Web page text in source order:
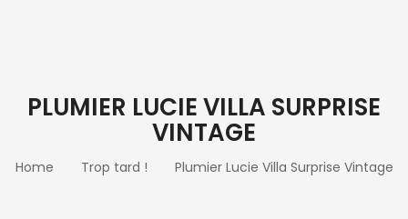
PLUMIER LUCIE VILLA SURPRISE
VINTAGE
Home Trop tard ! Plumier Lucie Villa Surprise Vintage